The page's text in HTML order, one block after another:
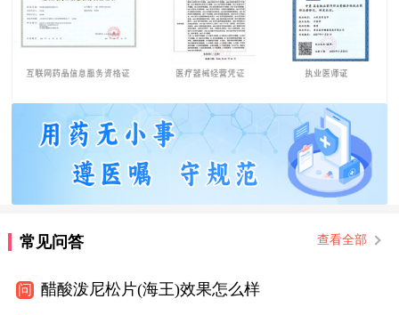
常见问答 查看全部
问 醋酸泼尼松片(海王)效果怎么样